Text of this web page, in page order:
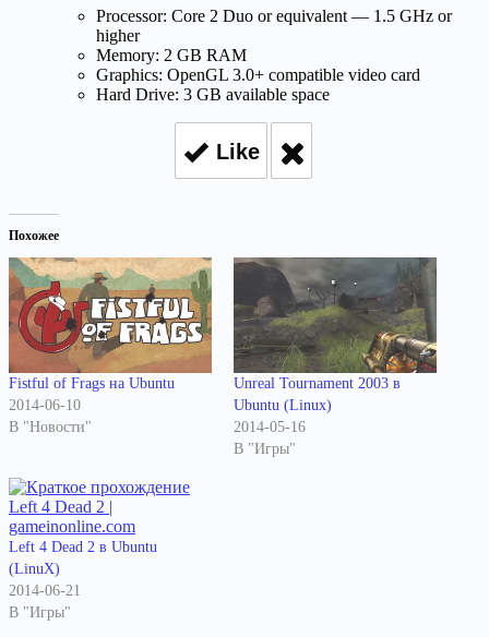
Processor: Core 2 Duo or equivalent — 1.5 GHz or
higher
Memory: 2 GB RAM
Graphics: OpenGL 3.0+ compatible video card
Hard Drive: 3 GB available space
Like
Похожее
Fistful of Frags на Ubuntu
2014-06-10
В "Новости"
Unreal Tournament 2003 в
Ubuntu (Linux)
2014-05-16
В "Игры"
Left 4 Dead 2 в Ubuntu
(LinuX)
2014-06-21
В "Игры"